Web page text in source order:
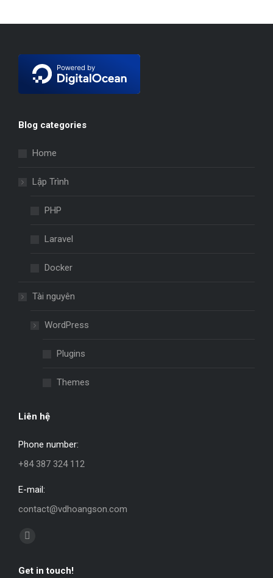
Blog categories
Home
Lập Trình
PHP
Laravel
Docker
Tài nguyên
WordPress
Plugins
Themes
Liên hệ
Phone number:
+84 387 324 112
E-mail:
contact@vdhoangson.com
Find us on:
opens
Get in touch!